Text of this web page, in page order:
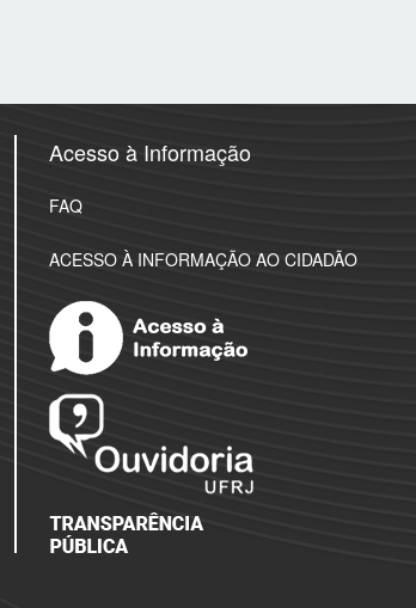
Acesso à Informação
FAQ
ACESSO À INFORMAÇÃO AO CIDADÃO